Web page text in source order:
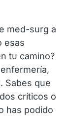
med-surg a
esas
tu camino?
Sabes que
críticos o
has podido